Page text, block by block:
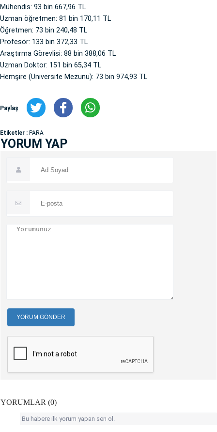
Mühendis: 93 bin 667,96 TL
Uzman öğretmen: 81 bin 170,11 TL
Öğretmen: 73 bin 240,48 TL
Profesör: 133 bin 372,33 TL
Araştırma Görevlisi: 88 bin 388,06 TL
Uzman Doktor: 151 bin 65,34 TL
Hemşire (Üniversite Mezunu): 73 bin 974,93 TL
Paylaş
Etiketler : PARA
YORUM YAP
YORUM GÖNDER
YORUMLAR (0)
Bu habere ilk yorum yapan sen ol.